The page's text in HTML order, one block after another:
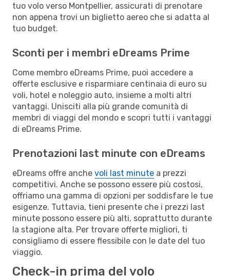
tuo volo verso Montpellier, assicurati di prenotare
non appena trovi un biglietto aereo che si adatta al
tuo budget.
Sconti per i membri eDreams Prime
Come membro eDreams Prime, puoi accedere a
offerte esclusive e risparmiare centinaia di euro su
voli, hotel e noleggio auto, insieme a molti altri
vantaggi. Unisciti alla più grande comunità di
membri di viaggi del mondo e scopri tutti i vantaggi
di eDreams Prime.
Prenotazioni last minute con eDreams
eDreams offre anche voli last minute a prezzi
competitivi. Anche se possono essere più costosi,
offriamo una gamma di opzioni per soddisfare le tue
esigenze. Tuttavia, tieni presente che i prezzi last
minute possono essere più alti, soprattutto durante
la stagione alta. Per trovare offerte migliori, ti
consigliamo di essere flessibile con le date del tuo
viaggio.
Check-in prima del volo